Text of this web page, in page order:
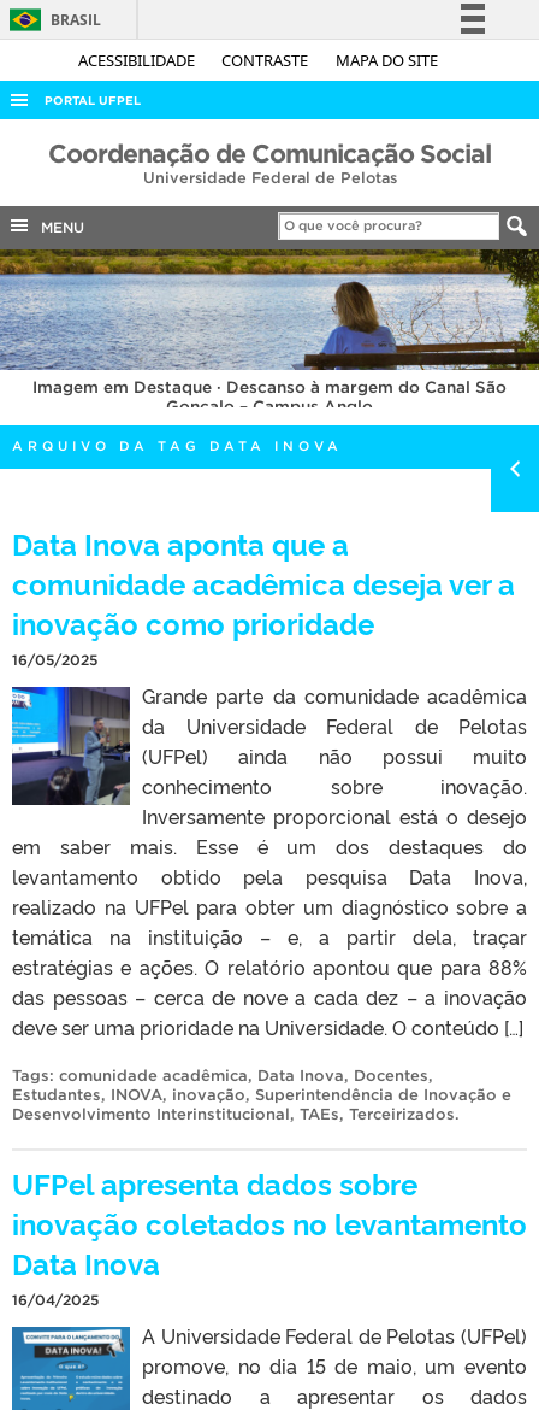
ACESSIBILIDADE CONTRASTE MAPA DO SITE
BRASIL
Simplifique!
Acesso à informação
Legislação
Canais
PORTAL UFPEL
ACESSO À INFORMAÇÃO
COBALTO
CONCURSOS
EDITAIS
INTERNACIONAL
OUVIDORIA
PORTARIAS
TELEFONES
Coordenação de Comunicação Social
Universidade Federal de Pelotas
MENU
Imagem em Destaque · Descanso à margem do Canal São
Gonçalo – Campus Anglo
ARQUIVO DA TAG DATA INOVA
Data Inova aponta que a
comunidade acadêmica deseja ver a
inovação como prioridade
16/05/2025
Grande parte da comunidade acadêmica
da Universidade Federal de Pelotas
(UFPel) ainda não possui muito
conhecimento sobre inovação.
Inversamente proporcional está o desejo
em saber mais. Esse é um dos destaques do
levantamento obtido pela pesquisa Data Inova,
realizado na UFPel para obter um diagnóstico sobre a
temática na instituição – e, a partir dela, traçar
estratégias e ações. O relatório apontou que para 88%
das pessoas – cerca de nove a cada dez – a inovação
deve ser uma prioridade na Universidade. O conteúdo […]
Tags: comunidade acadêmica, Data Inova, Docentes,
Estudantes, INOVA, inovação, Superintendência de Inovação e
Desenvolvimento Interinstitucional, TAEs, Terceirizados.
UFPel apresenta dados sobre
inovação coletados no levantamento
Data Inova
16/04/2025
A Universidade Federal de Pelotas (UFPel)
promove, no dia 15 de maio, um evento
destinado a apresentar os dados